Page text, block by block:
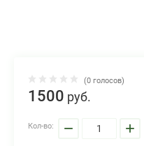
(0 голосов)
1500 руб.
Кол-во: − +